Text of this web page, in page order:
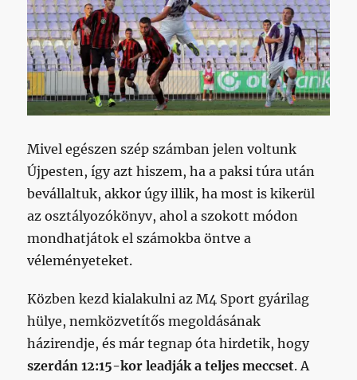
Mivel egészen szép számban jelen voltunk
Újpesten, így azt hiszem, ha a paksi túra után
bevállaltuk, akkor úgy illik, ha most is kikerül
az osztályozókönyv, ahol a szokott módon
mondhatjátok el számokba öntve a
véleményeteket.
Közben kezd kialakulni az M4 Sport gyárilag
hülye, nemközvetítős megoldásának
házirendje, és már tegnap óta hirdetik, hogy
szerdán 12:15-kor leadják a teljes meccset. A